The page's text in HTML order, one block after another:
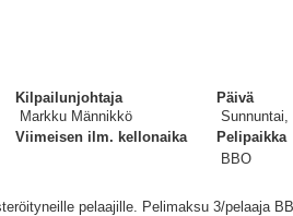
Kilpailunjohtaja Päivä
Markku Männikkö Sunnuntai,
Viimeisen ilm. kellonaika Pelipaikka
BBO
pelaajille. Pelimaksu 3/pelaaja